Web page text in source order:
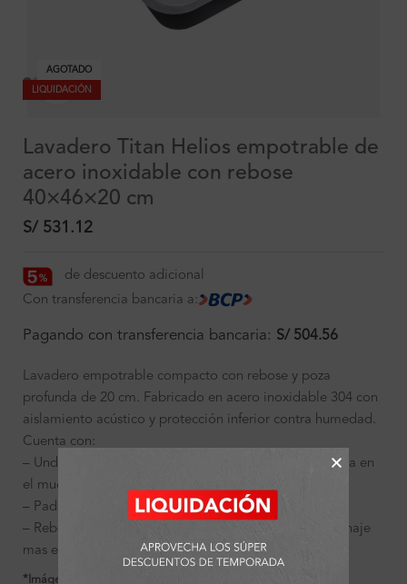
AGOTADO
LIQUIDACIÓN
Clic para ampliar
Lavadero Titan Helios empotrable de
acero inoxidable con rebose
40×46×20 cm
S/ 531.12
de descuento adicional
Con transferencia bancaria a:
Pagando con transferencia bancaria: S/ 504.56
Lavadero empotrable compacto con rebose y poza
profunda de 20 cm. Fabricado en acero inoxidable 304 con
aislamiento acústico y protección inferior contra humedad.
Cuenta con:
– Undercoating: Para prevenir la condensación de agua en
el mueble
– Pads antisonido: Disminuye sonidos al lavar.
– Rebose: Previene el derrame del agua y para un drenaje
mas eficiente.
*Imágenes referenciales